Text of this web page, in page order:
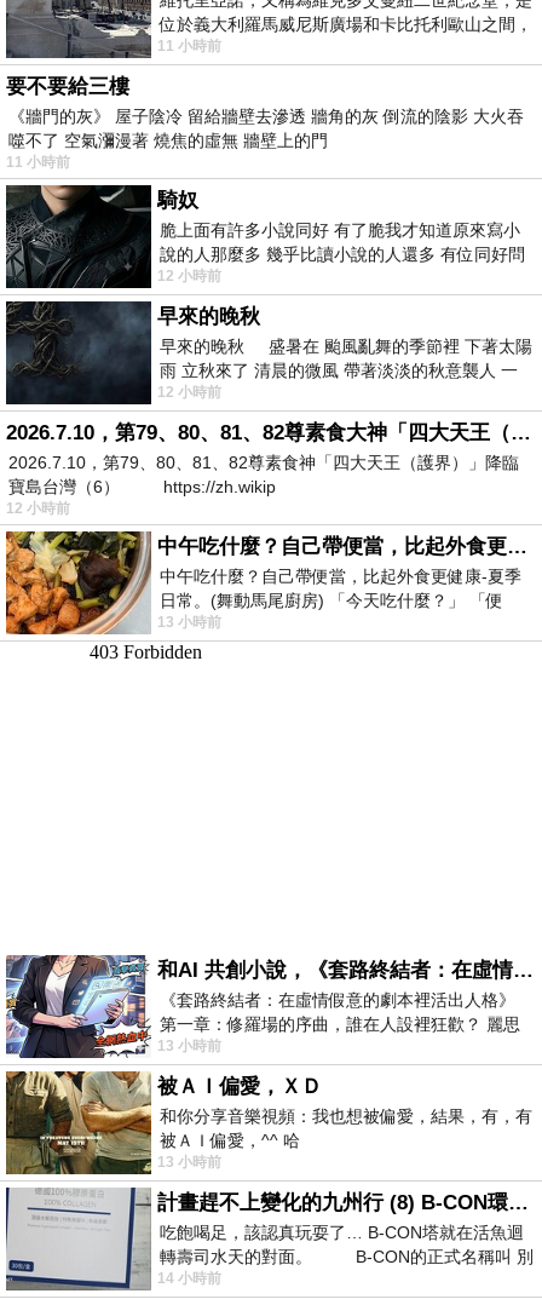
位於義大利羅馬威尼斯廣場和卡比托利歐山之間，
用以紀念統一義大利統一後的的第一位國
11 小時前
要不要給三樓
《牆門的灰》 屋子陰冷 留給牆壁去滲透 牆角的灰 倒流的陰影 大火吞
噬不了 空氣瀰漫著 燒焦的虛無 牆壁上的門
11 小時前
騎奴
脆上面有許多小說同好 有了脆我才知道原來寫小
說的人那麼多 幾乎比讀小說的人還多 有位同好問
了一個問題 她說為什麼高中文學獎的
12 小時前
早來的晚秋
早來的晚秋 盛暑在 颱風亂舞的季節裡 下著太陽
雨 立秋來了 清晨的微風 帶著淡淡的秋意襲人 一
下子 又被赤
12 小時前
2026.7.10，第79、80、81、82尊素食大神「四大天王（護界）」降臨寶島台灣（6）
2026.7.10，第79、80、81、82尊素食神「四大天王（護界）」降臨
寶島台灣（6） https://zh.wikip
12 小時前
中午吃什麼？自己帶便當，比起外食更健康-夏季日常。(舞動馬尾廚房)
中午吃什麼？自己帶便當，比起外食更健康-夏季
日常。(舞動馬尾廚房) 「今天吃什麼？」 「便
當？麵？還是炒飯？」 每天都在選擇
13 小時前
和AI 共創小說，《套路終結者：在虛情假意的劇本裡活出人格》
《套路終結者：在虛情假意的劇本裡活出人格》
第一章：修羅場的序曲，誰在人設裡狂歡？ 麗思
卡爾頓酒店的總統套房內，燈光昏
13 小時前
被ＡＩ偏愛，ＸＤ
和你分享音樂視頻：我也想被偏愛，結果，有，有
被ＡＩ偏愛，^^ 哈
13 小時前
計畫趕不上變化的九州行 (8) B-CON環球塔
吃飽喝足，該認真玩耍了… B-CON塔就在活魚迴
轉壽司水天的對面。 B-CON的正式名稱叫 別
14 小時前